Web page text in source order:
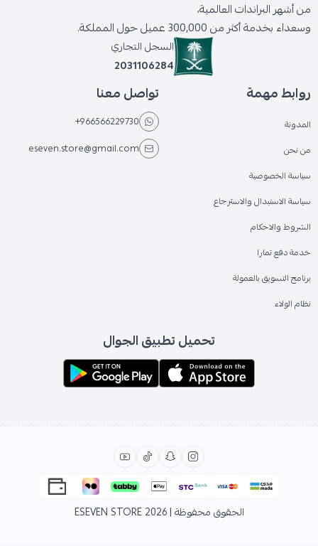
من أشهر البراندات العالمية،
وسعداء بخدمة أكثر من 300,000 عميل حول المملكة.
السجل التجاري
2031106284
روابط مهمة
المدونة
من نحن
سياسة الخصوصية
سياسة الاستبدال والاسترجاع
الشروط والاحكام
خدمة دفع تمارا
برنامج التسويق بالعمولة
نظام الولاء
تواصل معنا
+966566229730
eseven.store@gmail.com
تحميل تطبيق الجوال
الحقوق محفوظة | 2026 ESEVEN STORE